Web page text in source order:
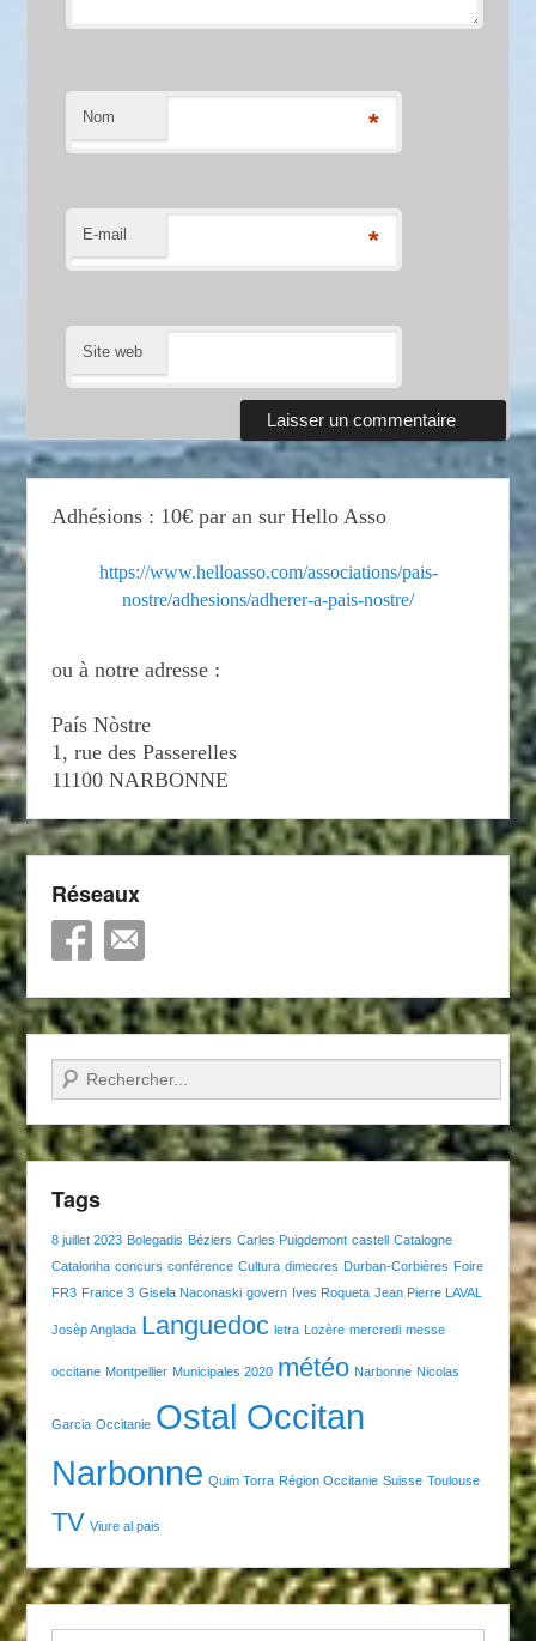
Nom *
E-mail *
Site web
Adhésions : 10€ par an sur Hello Asso
https://www.helloasso.com/associations/pais-
nostre/adhesions/adherer-a-pais-nostre/
ou à notre adresse :
País Nòstre
1, rue des Passerelles
11100 NARBONNE
Réseaux
Recherche
Tags
8 juillet 2023 Bolegadis Béziers Carles Puigdemont castell Catalogne
Catalonha concurs conférence Cultura dimecres Durban-Corbières Foire
FR3 France 3 Gisela Naconaski govern Ives Roqueta Jean Pierre LAVAL
Josèp Anglada Languedoc letra Lozère mercredi messe
occitane Montpellier Municipales 2020 météo Narbonne Nicolas
Garcia Occitanie Ostal Occitan
Narbonne Quim Torra Région Occitanie Suisse Toulouse
TV Viure al pais